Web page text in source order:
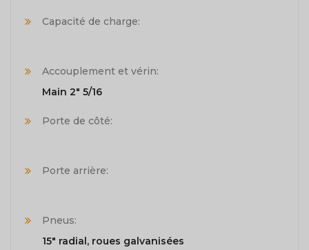
Capacité de charge:
Accouplement et vérin:
Main 2" 5/16
Porte de côté:
Porte arrière:
Pneus:
15" radial, roues galvanisées